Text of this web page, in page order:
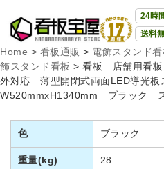
24時
送料
Home > 看板通販 > 電飾スタンド看
飾スタンド看板 > 看板 店舗用看
外対応 薄型開閉式両面LED導光
W520mmxH1340mm ブラック
色 ブラック
重量(kg) 28